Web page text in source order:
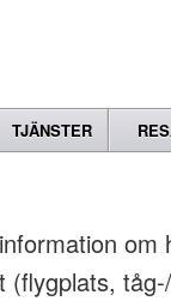
TJÄNSTER
om